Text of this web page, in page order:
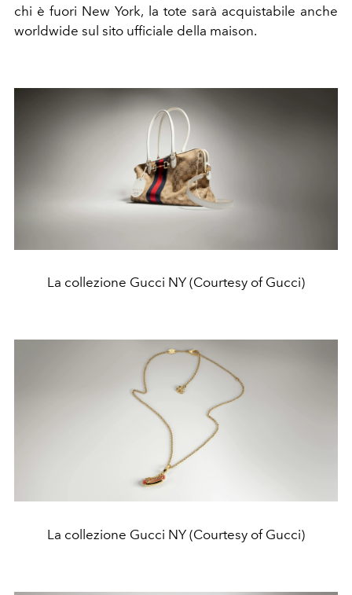
chi è fuori New York, la tote sarà acquistabile anche
worldwide sul sito ufficiale della maison.
La collezione Gucci NY (Courtesy of Gucci)
La collezione Gucci NY (Courtesy of Gucci)